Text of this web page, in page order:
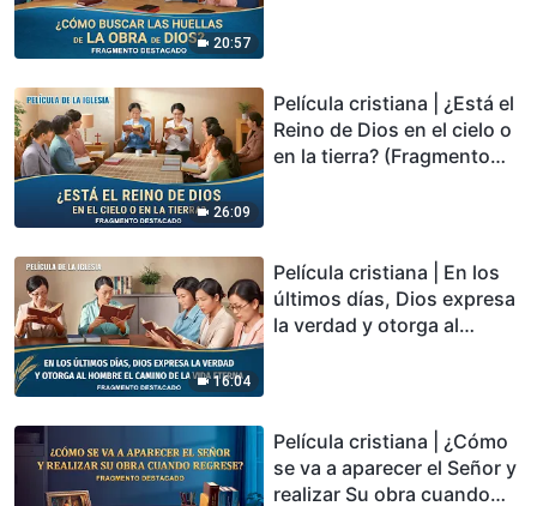
20:57
26:09
Película cristiana | ¿Está el
Reino de Dios en el cielo o
en la tierra? (Fragmento
16:04
Película cristiana | En los
últimos días, Dios expresa
la verdad y otorga al
Película cristiana | ¿Cómo
se va a aparecer el Señor y
realizar Su obra cuando